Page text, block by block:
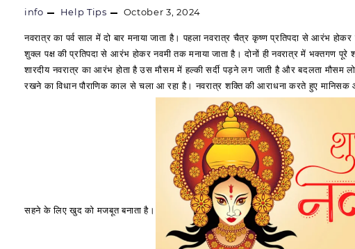
info Help Tips October 3, 2024
नवरात्र का पर्व साल में दो बार मनाया जाता है। पहला नवरात्र चैत्र कृष्‍ण प्रतिपदा से आरंभ
शुक्‍ल पक्ष की प्रतिपदा से आरंभ होकर नवमी तक मनाया जाता है। दोनों ही नवरात्र में भक्‍तगण पूरे
शारदीय नवरात्र का आरंभ होता है उस मौसम में हल्‍की सर्दी पड़ने लग जाती है और बदलता
रखने का विधान पौराणिक काल से चला आ रहा है। नवरात्र शक्ति की आराधना करते हुए
सहने के लिए खुद को मजबूत बनाता है।